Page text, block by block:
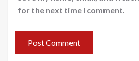
for the next time I comment.